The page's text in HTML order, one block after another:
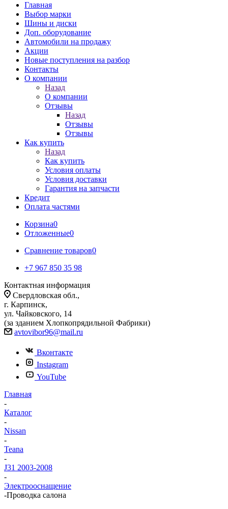
Главная
Выбор марки
Шины и диски
Доп. оборудование
Автомобили на продажу
Акции
Новые поступления на разбор
Контакты
О компании
Назад
О компании
Отзывы
Назад
Отзывы
Отзывы
Как купить
Назад
Как купить
Условия оплаты
Условия доставки
Гарантия на запчасти
Кредит
Оплата частями
Корзина0
Отложенные0
Сравнение товаров0
+7 967 850 35 98
Контактная информация
Свердловская обл.,
г. Карпинск,
ул. Чайковского, 14
(за зданием Хлопкопрядильной Фабрики)
avtovibor96@mail.ru
Вконтакте
Instagram
YouTube
Главная
-
Каталог
-
Nissan
-
Teana
-
J31 2003-2008
-
Электрооснащение
-Проводка салона